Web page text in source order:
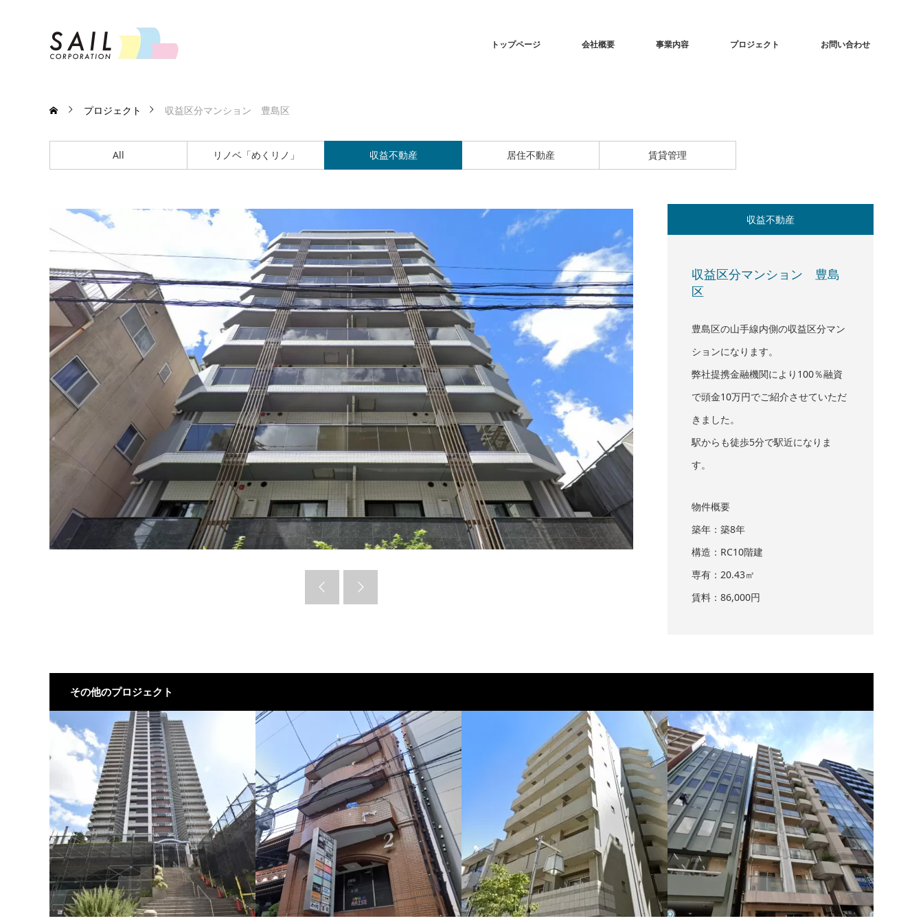
トップページ 会社概要 事業内容 プロジェクト お問い合わせ
プロジェクト 収益区分マンション 豊島区
All リノベ「めくリノ」 収益不動産 居住不動産 賃貸管理
収益不動産
収益区分マンション 豊島
区
豊島区の山手線内側の収益区分マン
ションになります。
弊社提携金融機関により100％融資
で頭金10万円でご紹介させていただ
きました。
駅からも徒歩5分で駅近になりま
す。
物件概要
築年：築8年
構造：RC10階建
専有：20.43㎡
賃料：86,000円
その他のプロジェクト